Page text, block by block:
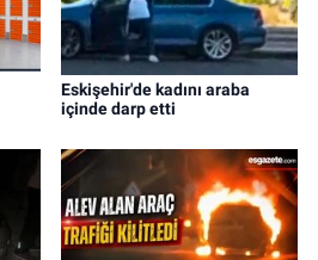
Eskişehir'de kadını araba
içinde darp etti